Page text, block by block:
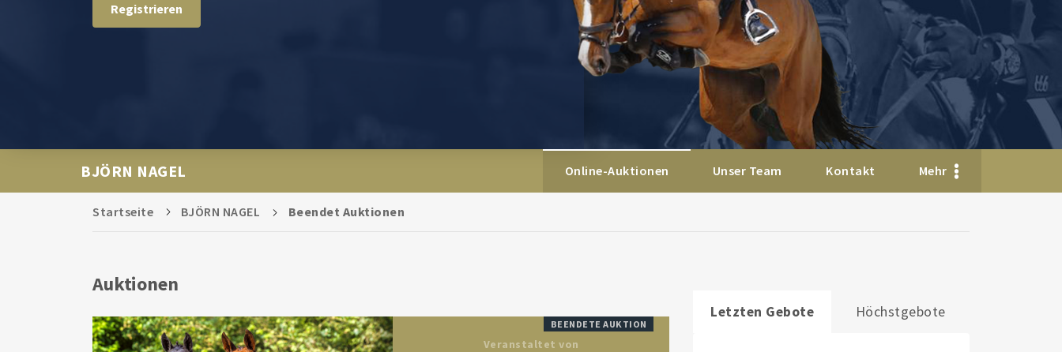
Registrieren
BJÖRN NAGEL Online-Auktionen Unser Team Kontakt Mehr
Startseite BJÖRN NAGEL Beendet Auktionen
Auktionen
BEENDETE AUKTION
Veranstaltet von
Letzten Gebote Höchstgebote